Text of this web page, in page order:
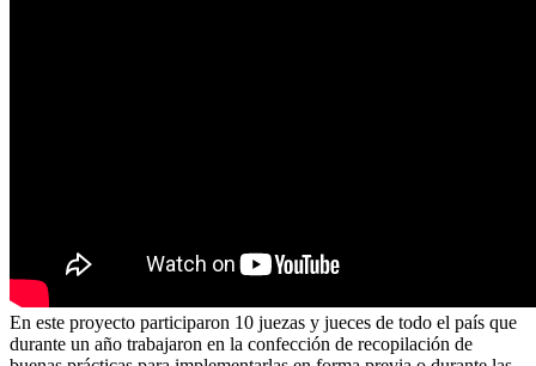
En este proyecto participaron 10 juezas y jueces de todo el país que
durante un año trabajaron en la confección de recopilación de